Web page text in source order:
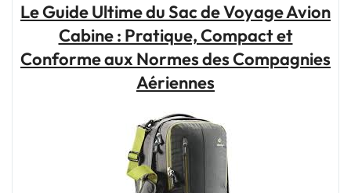
pour
Voyager
:
Trouvez
Votre
de
Voyage
Idéal
Le Guide Ultime du Sac de Voyage Avion
Cabine : Pratique, Compact et
Conforme aux Normes des Compagnies
Aériennes